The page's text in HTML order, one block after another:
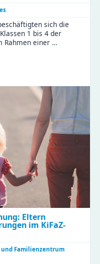
sich die
1 bis 4 der
Rahmen einer …
Eltern
im KiFaZ-
und Familienzentrum